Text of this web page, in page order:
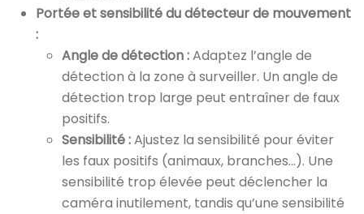
Portée et sensibilité du détecteur de mouvement
:
Angle de détection :Adaptez l’angle de
détection à la zone à surveiller. Un angle de
détection trop large peut entraîner de faux
positifs.
Sensibilité :Ajustez la sensibilité pour éviter
les faux positifs (animaux, branches…). Une
sensibilité trop élevée peut déclencher la
caméra inutilement, tandis qu’une sensibilité